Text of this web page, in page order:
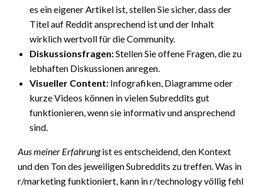
es ein eigener Artikel ist, stellen Sie sicher, dass der
Titel auf Reddit ansprechend ist und der Inhalt
wirklich wertvoll für die Community.
Diskussionsfragen:Stellen Sie offene Fragen, die zu
lebhaften Diskussionen anregen.
Visueller Content: Infografiken, Diagramme oder
kurze Videos können in vielen Subreddits gut
funktionieren, wenn sie informativ und ansprechend
sind.
Aus meiner Erfahrungist es entscheidend, den Kontext
und den Ton des jeweiligen Subreddits zu treffen. Was in
r/marketing funktioniert, kann in r/technology völlig fehl